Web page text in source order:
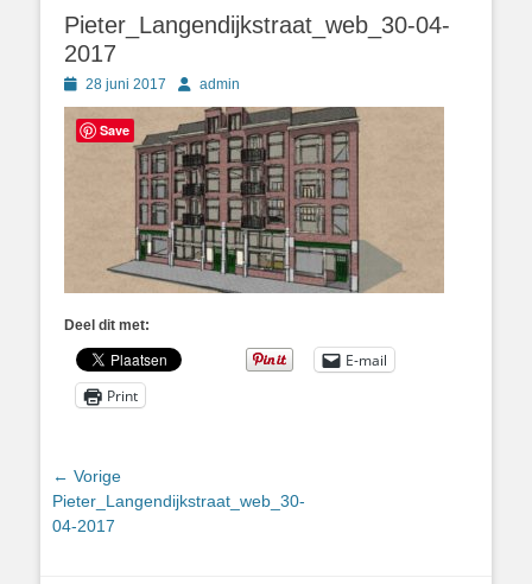
Pieter_Langendijkstraat_web_30-04-
2017
Geplaatst
op
28 juni 2017 Authoradmin
Deel dit met:
E-mail
Print
Bericht
navigatie
← Vorige
Vorig
bericht:
Pieter_Langendijkstraat_web_30-
04-2017
Save